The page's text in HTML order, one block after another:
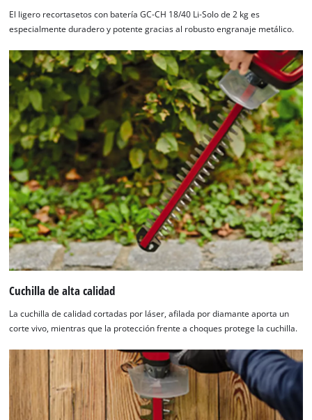
El ligero recortasetos con batería GC-CH 18/40 Li-Solo de 2 kg es
especialmente duradero y potente gracias al robusto engranaje metálico.
Cuchilla de alta calidad
La cuchilla de calidad cortadas por láser, afilada por diamante aporta un
corte vivo, mientras que la protección frente a choques protege la cuchilla.